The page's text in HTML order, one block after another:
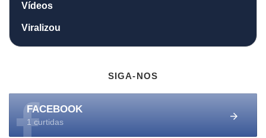
Vídeos
Viralizou
SIGA-NOS
FACEBOOK
1 curtidas